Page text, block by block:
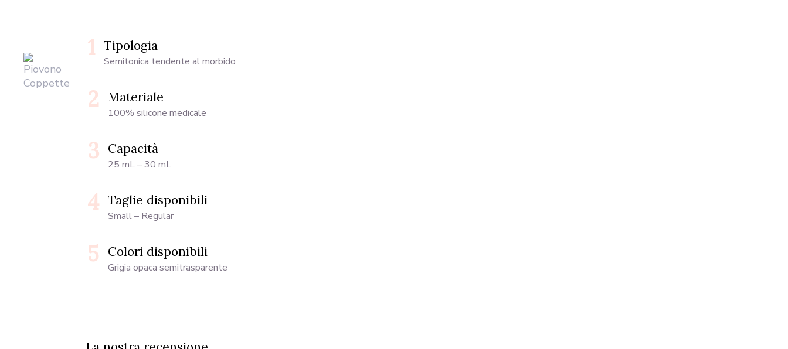
1 Tipologia
Semitonica tendente al morbido
2 Materiale
100% silicone medicale
3 Capacità
25 mL – 30 mL
4 Taglie disponibili
Small – Regular
5 Colori disponibili
Grigia opaca semitrasparente